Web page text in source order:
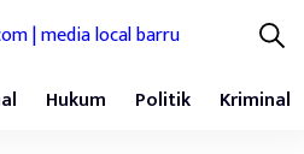
Hukum Politik Kriminal